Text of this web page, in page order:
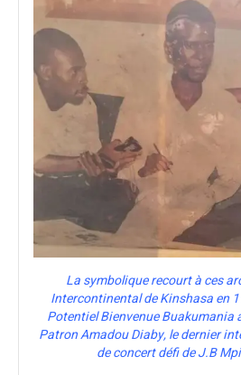
La symbolique recourt à ces
Intercontinental de Kinshasa en
Potentiel Bienvenue Buakumania
Patron Amadou Diaby, le dernier
de concert défi de J.B